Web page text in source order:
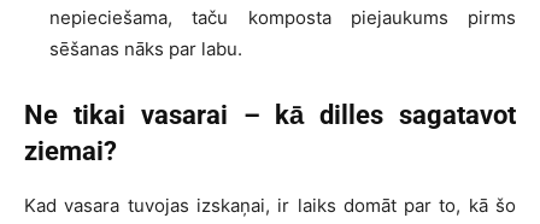
nepieciešama, taču komposta piejaukums pirms
sēšanas nāks par labu.
Ne tikai vasarai – kā dilles sagatavot
ziemai?
Kad vasara tuvojas izskaņai, ir laiks domāt par to, kā šo